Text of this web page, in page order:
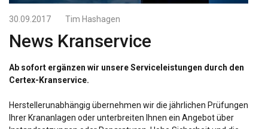
30.09.2017 Tim Hashagen
News Kranservice
Ab sofort ergänzen wir unsere Serviceleistungen durch den
Certex-Kranservice.
Herstellerunabhängig übernehmen wir die jährlichen Prüfungen
Ihrer Krananlagen oder unterbreiten Ihnen ein Angebot über